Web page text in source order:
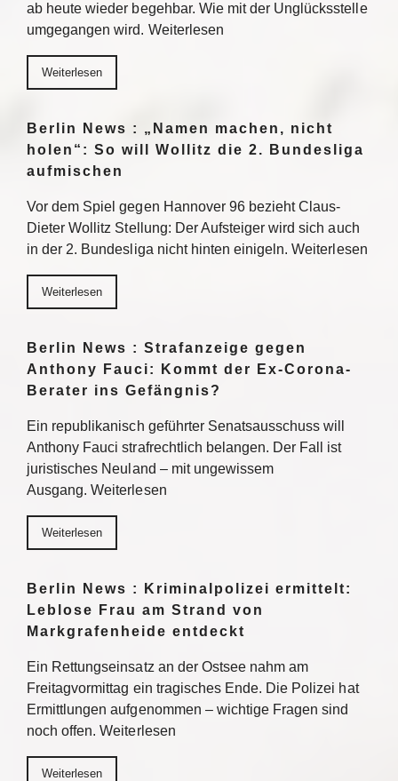
ab heute wieder begehbar. Wie mit der Unglücksstelle
umgegangen wird. Weiterlesen
Weiterlesen
Berlin News : „Namen machen, nicht
holen“: So will Wollitz die 2. Bundesliga
aufmischen
Vor dem Spiel gegen Hannover 96 bezieht Claus-
Dieter Wollitz Stellung: Der Aufsteiger wird sich auch
in der 2. Bundesliga nicht hinten einigeln. Weiterlesen
Weiterlesen
Berlin News : Strafanzeige gegen
Anthony Fauci: Kommt der Ex-Corona-
Berater ins Gefängnis?
Ein republikanisch geführter Senatsausschuss will
Anthony Fauci strafrechtlich belangen. Der Fall ist
juristisches Neuland – mit ungewissem
Ausgang. Weiterlesen
Weiterlesen
Berlin News : Kriminalpolizei ermittelt:
Leblose Frau am Strand von
Markgrafenheide entdeckt
Ein Rettungseinsatz an der Ostsee nahm am
Freitagvormittag ein tragisches Ende. Die Polizei hat
Ermittlungen aufgenommen – wichtige Fragen sind
noch offen. Weiterlesen
Weiterlesen